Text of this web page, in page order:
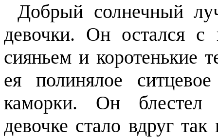
Добрый солнечный
девочки. Он остался с
сияньем и коротенькие
ея полинялое
каморки. Он блестел
девочке стало вдруг